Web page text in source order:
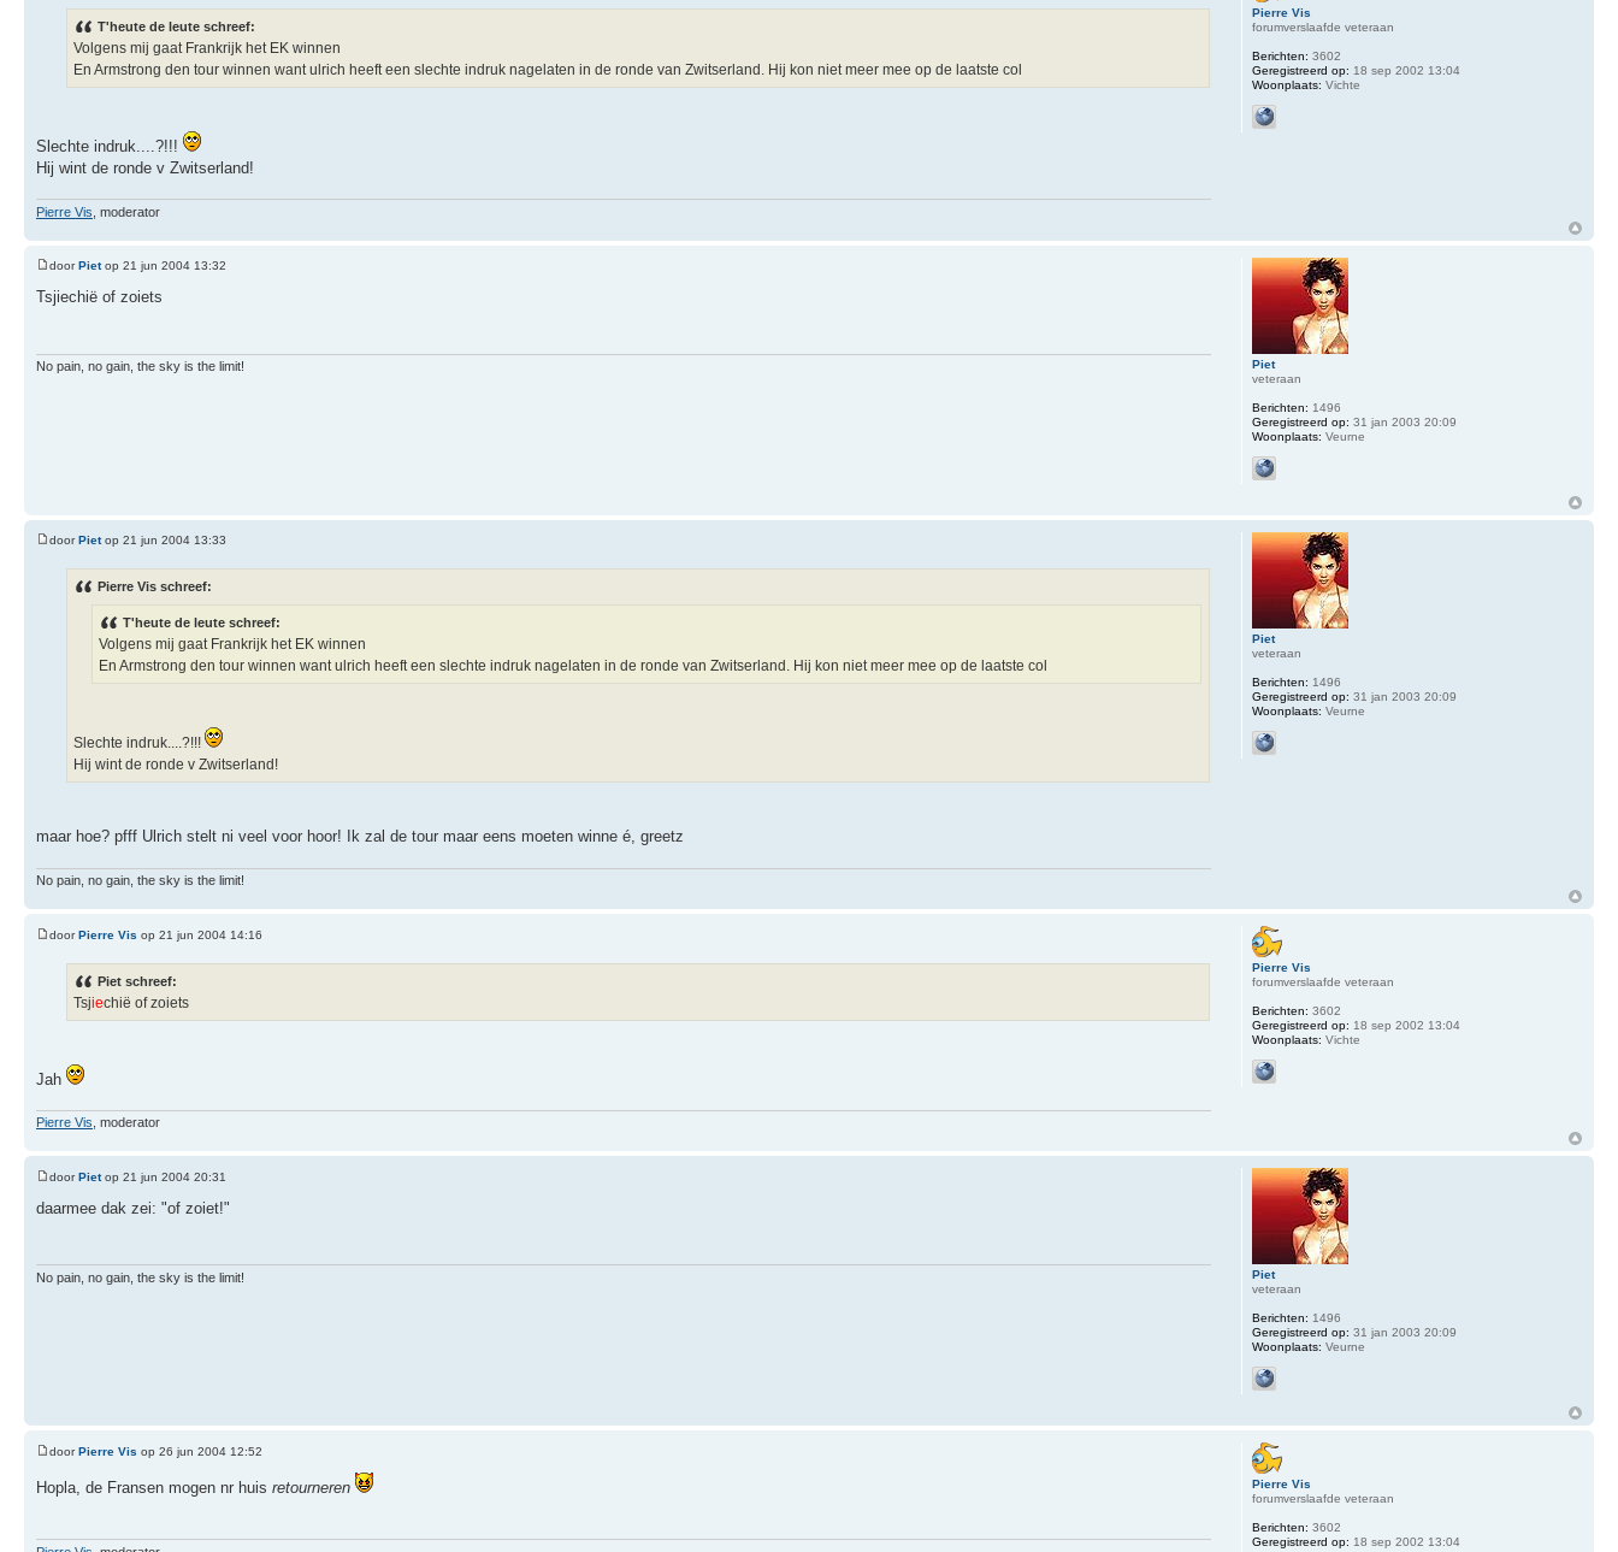
T'heute de leute schreef:
Volgens mij gaat Frankrijk het EK winnen
En Armstrong den tour winnen want ulrich heeft een slechte indruk nagelaten in de ronde van Zwitserland. Hij kon niet meer mee op de laatste col
Slechte indruk....?!!!
Hij wint de ronde v Zwitserland!
Pierre Vis , moderator
Pierre Vis
forumverslaafde veteraan
Berichten: 3602
Geregistreerd op: 18 sep 2002 13:04
Woonplaats: Vichte
doorPietop 21 jun 2004 13:32
Tsjiechië of zoiets
No pain, no gain, the sky is the limit!
Piet
veteraan
Berichten: 1496
Geregistreerd op: 31 jan 2003 20:09
Woonplaats: Veurne
doorPietop 21 jun 2004 13:33
Pierre Vis schreef:
T'heute de leute schreef:
Volgens mij gaat Frankrijk het EK winnen
En Armstrong den tour winnen want ulrich heeft een slechte indruk nagelaten in de ronde van Zwitserland. Hij kon niet meer mee op de laatste col
Slechte indruk....?!!!
Hij wint de ronde v Zwitserland!
maar hoe? pfff Ulrich stelt ni veel voor hoor! Ik zal de tour maar eens moeten winne é, greetz
No pain, no gain, the sky is the limit!
Piet
veteraan
Berichten: 1496
Geregistreerd op: 31 jan 2003 20:09
Woonplaats: Veurne
doorPierre Vis op 21 jun 2004 14:16
Piet schreef:
Tsjiechië of zoiets
Jah
Pierre Vis, moderator
Pierre Vis
forumverslaafde veteraan
Berichten: 3602
Geregistreerd op: 18 sep 2002 13:04
Woonplaats: Vichte
doorPietop 21 jun 2004 20:31
daarmee dak zei: "of zoiet!"
No pain, no gain, the sky is the limit!
Piet
veteraan
Berichten: 1496
Geregistreerd op: 31 jan 2003 20:09
Woonplaats: Veurne
doorPierre Vis op 26 jun 2004 12:52
Hopla, de Fransen mogen nr huis retourneren
Pierre Vis
forumverslaafde veteraan
Berichten: 3602
Geregistreerd op: 18 sep 2002 13:04